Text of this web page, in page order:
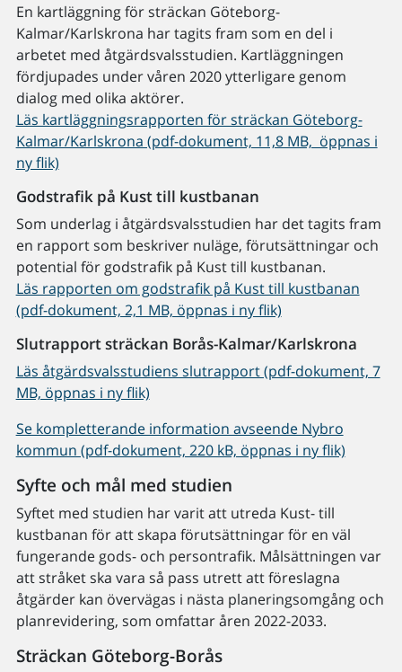
En kartläggning för sträckan Göteborg-
Kalmar/Karlskrona har tagits fram som en del i
arbetet med åtgärdsvalsstudien. Kartläggningen
fördjupades under våren 2020 ytterligare genom
dialog med olika aktörer.
Läs kartläggningsrapporten för sträckan Göteborg-
Kalmar/Karlskrona (pdf-dokument, 11,8 MB, öppnas i
ny flik)
Godstrafik på Kust till kustbanan
Som underlag i åtgärdsvalsstudien har det tagits fram
en rapport som beskriver nuläge, förutsättningar och
potential för godstrafik på Kust till kustbanan.
Läs rapporten om godstrafik på Kust till kustbanan
(pdf-dokument, 2,1 MB, öppnas i ny flik)
Slutrapport sträckan Borås-Kalmar/Karlskrona
Läs åtgärdsvalsstudiens slutrapport (pdf-dokument, 7
MB, öppnas i ny flik)
Se kompletterande information avseende Nybro
kommun (pdf-dokument, 220 kB, öppnas i ny flik)
Syfte och mål med studien
Syftet med studien har varit att utreda Kust- till
kustbanan för att skapa förutsättningar för en väl
fungerande gods- och persontrafik. Målsättningen var
att stråket ska vara så pass utrett att föreslagna
åtgärder kan övervägas i nästa planeringsomgång och
planrevidering, som omfattar åren 2022-2033.
Sträckan Göteborg-Borås